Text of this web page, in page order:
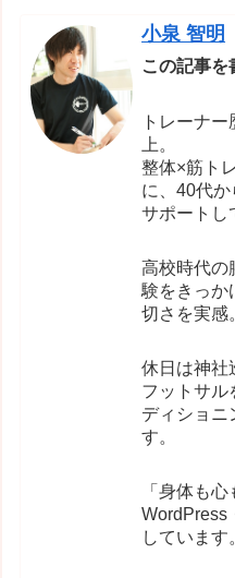
小泉 智明
この記事を
トレーナ
上。
整体×筋ト
に、40代
サポートし
高校時代の
験をきっか
切さを実感
休日は神社
フットサル
ディショニ
す。
「身体も
WordPress
しています